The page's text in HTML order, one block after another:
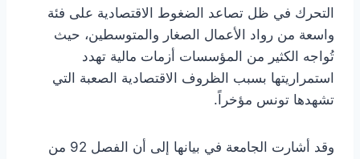
التحرك في ظل تصاعد الضغوط الاقتصادية على فئة
واسعة من رواد الأعمال الصغار والمتوسطين، حيث
تُواجه الكثير من المؤسسات أزمات مالية تهدد
استمراريتها بسبب الظروف الاقتصادية الصعبة التي
تشهدها تونس مؤخراً.
وقد أشارت الجامعة في بيانها إلى أن الفصل 92 من